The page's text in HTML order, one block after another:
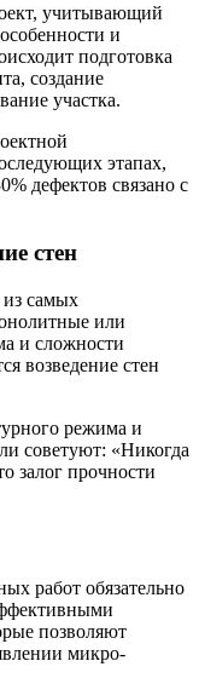
учитывающий
и
подготовка
создание
участка.
этапах,
дефектов связано с
стен
самых
или
и сложности
возведение стен
режима и
советуют: «Никогда
залог прочности
работ обязательно
позволяют
микро-